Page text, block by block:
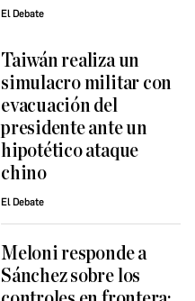
El Debate
Taiwán realiza un
simulacro militar con
evacuación del
presidente ante un
hipotético ataque
chino
El Debate
Meloni responde a
Sánchez sobre los